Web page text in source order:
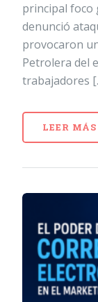
principal foco
denunció
provocaron
Petrolera del
trabajadores
LEER MÁS